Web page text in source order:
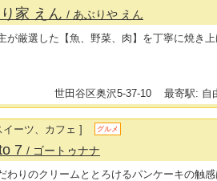
家 えん/ あぶりや えん
が厳選した【魚、野菜、肉】を丁寧に焼き
世田谷区奥沢5-37-10 最寄駅: 自
イーツ、カフェ ] グルメ
7/ ゴートゥナナ
わりのクリームととろけるパンケーキの触